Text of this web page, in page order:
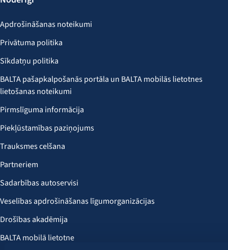
Apdrošināšanas noteikumi
Privātuma politika
Sīkdatņu politika
BALTA pašapkalpošanās portāla un BALTA mobilās lietotnes
lietošanas noteikumi
Pirmslīguma informācija
Piekļūstamības paziņojums
Trauksmes celšana
Partneriem
Sadarbības autoservisi
Veselības apdrošināšanas līgumorganizācijas
Drošības akadēmija
BALTA mobilā lietotne